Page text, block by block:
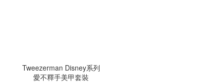
Tweezerman Disney系列
愛不釋手美甲套裝